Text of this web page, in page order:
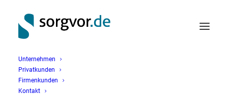
Unternehmen
Privatkunden
Firmenkunden
Kontakt